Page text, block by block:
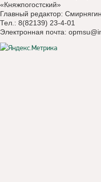
«Княжпогостский»
Главный редактор:
Тел.: 8(82139) 23-4-01
Электронная почта: